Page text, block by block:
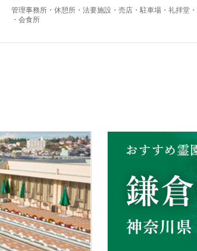
管理事務所 ・休憩所 ・法要施設 ・売店 ・駐車場 ・礼拝堂 ・
・会食所